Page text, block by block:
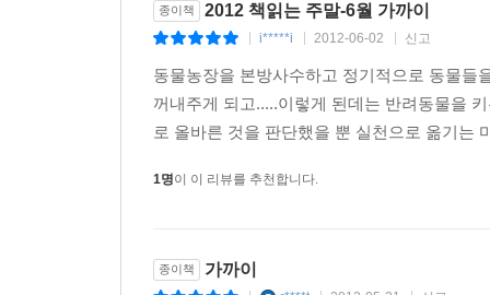
종이책 2012 책읽는 주말-6월 가까이
i*****i 2012-06-02 신고
동물농장을 본방사수하고 정기적으로 동물들
꺼내주게 되고.....이렇게 된데는 반려동물을
로 올바른 것을 판단했을 뿐 실천으로 옮기는
1명이 이 리뷰를 추천합니다.
종이책 가까이